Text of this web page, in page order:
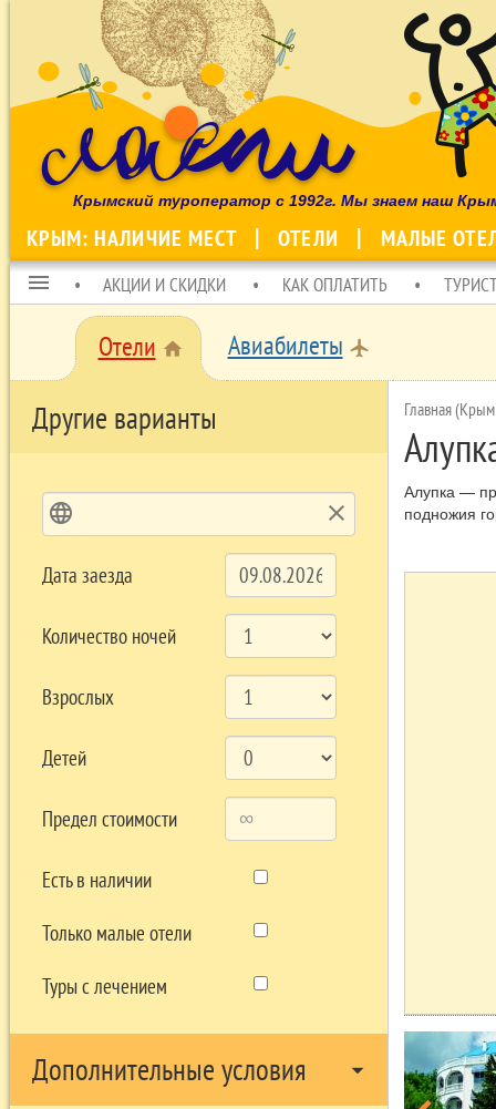
Крымский туроператор с 1992г. Мы знаем наш
КРЫМ: НАЛИЧИЕ МЕСТ ОТЕЛИ МАЛЫЕ
menu АКЦИИ И СКИДКИ КАК ОПЛАТИТЬ
Отели home Авиабилеты local_airport
Другие варианты
language clear
Дата заезда
Количество ночей
Взрослых
Детей
Предел стоимости
Есть в наличии
Только малые отели
Туры с лечением
Дополнительные условия arrow_drop_down
Главная
Алупка —
подножия
цветущих